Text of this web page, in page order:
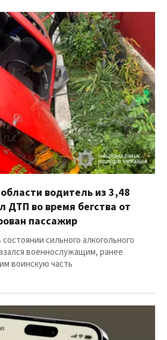
водитель из 3,48
ДТП во время бегства от
пассажир
сильного алкогольного
военнослужащим, ранее
воинскую часть